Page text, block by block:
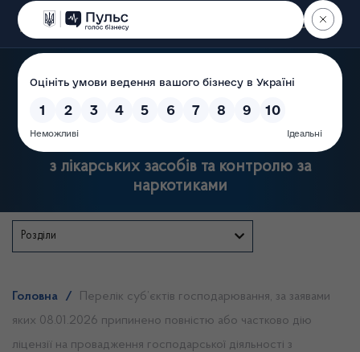
Пошук
Державна служба України
з лікарських засобів та контролю за
наркотиками
Розділи
Головна /
Перелік суб’єктів господарювання, за заявами
яких 08.01.2026 припинено повністю або частково дію
ліцензії на провадження господарської діяльності з